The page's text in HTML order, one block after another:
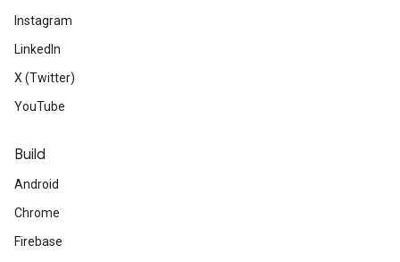
Instagram
LinkedIn
X (Twitter)
YouTube
Build
Android
Chrome
Firebase